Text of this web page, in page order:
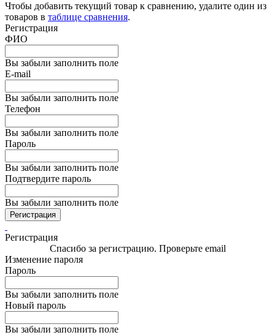
Чтобы добавить текущий товар к сравнению, удалите один из
товаров в таблице сравнения.
Регистрация
ФИО
Вы забыли заполнить поле
E-mail
Вы забыли заполнить поле
Телефон
Вы забыли заполнить поле
Пароль
Вы забыли заполнить поле
Подтвердите пароль
Вы забыли заполнить поле
Регистрация
Регистрация
Спасибо за регистрацию. Проверьте email
Изменение пароля
Пароль
Вы забыли заполнить поле
Новый пароль
Вы забыли заполнить поле